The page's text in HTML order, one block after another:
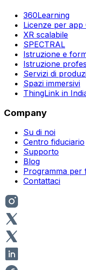
360Learning
Licenze per app
XR scalabile
SPECTRAL
Istruzione e
Istruzione
Servizi di
Spazi immersivi
ThingLink in
Company
Su di noi
Centro fiduciario
Supporto
Blog
Programma per
Contattaci